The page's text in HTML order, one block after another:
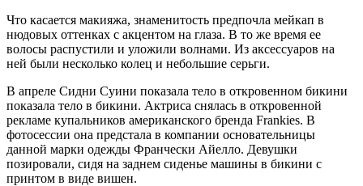
Что касается макияжа, знаменитость предпочла мейкап в
нюдовых оттенках с акцентом на глаза. В то же время ее
волосы распустили и уложили волнами. Из аксессуаров на
ней были несколько колец и небольшие серьги.
В апреле Сидни Суини показала тело в откровенном бикини
показала тело в бикини. Актриса снялась в откровенной
рекламе купальников американского бренда Frankies. В
фотосессии она предстала в компании основательницы
данной марки одежды Франчески Айелло. Девушки
позировали, сидя на заднем сиденье машины в бикини с
принтом в виде вишен.